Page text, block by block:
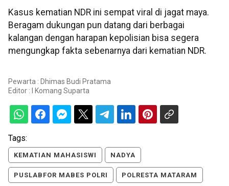
Kasus kematian NDR ini sempat viral di jagat maya.
Beragam dukungan pun datang dari berbagai
kalangan dengan harapan kepolisian bisa segera
mengungkap fakta sebenarnya dari kematian NDR.
Pewarta : Dhimas Budi Pratama
Editor :
I Komang Suparta
Tags:
KEMATIAN MAHASISWI NADYA
PUSLABFOR MABES POLRI POLRESTA MATARAM